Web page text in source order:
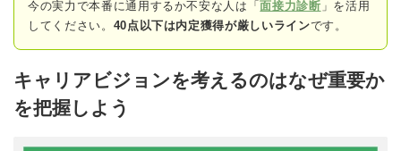
今の実力で本番に通用するか不安な人は「面接力診断 」を活用
してください。 40点以下は内定獲得が厳しいラインです。
キャリアビジョンを考えるのはなぜ重要か
を把握しよう